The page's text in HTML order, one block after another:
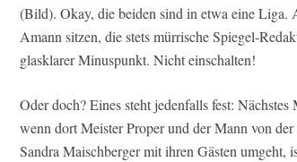
(Bild). Okay, die beiden sind in etwa eine Liga.
Amann sitzen, die stets mürrische Spiegel-
glasklarer Minuspunkt. Nicht einschalten!
Oder doch? Eines steht jedenfalls fest:
wenn dort Meister Proper und der Mann von
Sandra Maischberger mit ihren Gästen umgeht,